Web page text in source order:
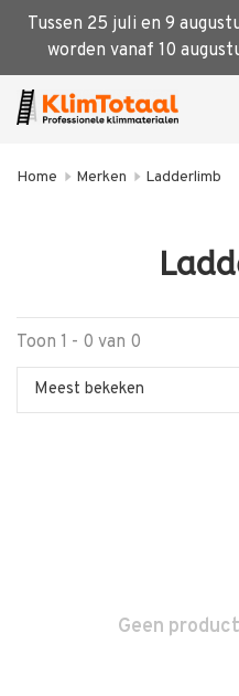
Tussen 25 juli en 9
worden vanaf 10
Home Merken Ladderlimb
Toon 1 - 0 van 0
Meest bekeken
Geen